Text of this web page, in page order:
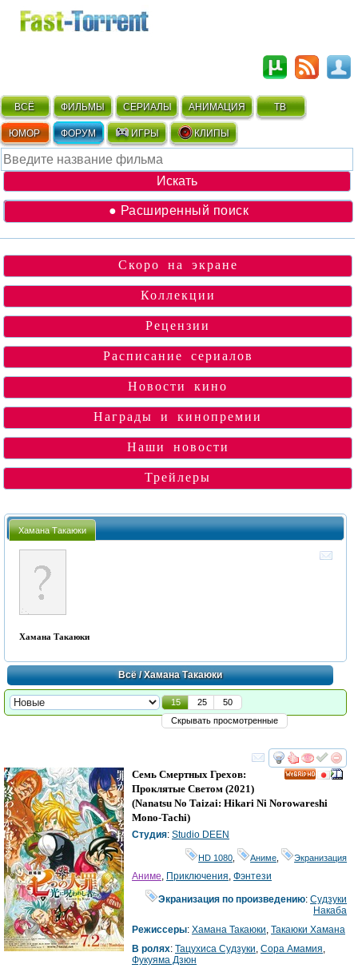
ВСЁ ФИЛЬМЫ СЕРИАЛЫ АНИМАЦИЯ ТВ
ЮМОР ФОРУМ ИГРЫ КЛИПЫ
● Расширенный поиск
Скоро на экране
Коллекции
Рецензии
Расписание сериалов
Новости кино
Награды и кинопремии
Наши новости
Трейлеры
Хамана Такаюки
Хамана Такаюки
Всё/ Хамана Такаюки
15 25
50
Скрывать просмотренные
смотреть
Семь Смертных Грехов:
Проклятые Светом (2021)
(Nanatsu No Taizai: Hikari Ni Norowareshi
Mono-Tachi)
Студия: Studio DEEN
HD 1080 Аниме Экранизация
Аниме Приключения Фэнтези
Экранизация по произведению:Судзуки
Накаба
Режиссеры: Хамана Такаюки Такаюки Хамана
В ролях: Тацухиса Судзуки Сора Амамия
Фукуяма Дзюн